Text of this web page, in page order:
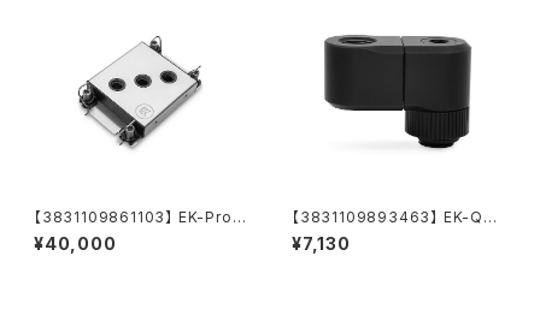
【3831109861103】 EK-Pro
CPU WB 4677 Ni + Acetal
¥40,000
【3831109893463】 EK-Qua
ntum Torque Double Rotar
y Offset 28 - Black
¥7,130